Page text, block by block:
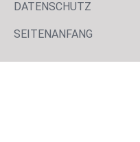
DATENSCHUTZ
SEITENANFANG